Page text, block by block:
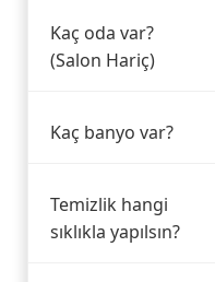
Kaç oda var?
(Salon Hariç)
Kaç banyo var?
Temizlik hangi
sıklıkla yapılsın?